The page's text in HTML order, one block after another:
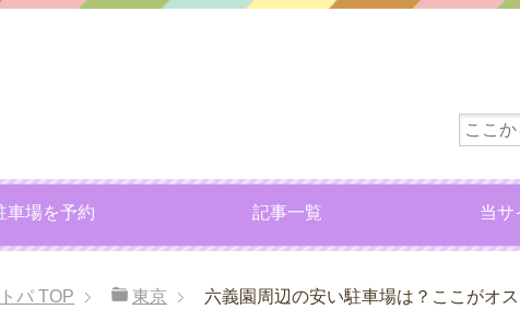
車場を予約 記事一覧 当サ
パ TOP 東京 六義園周辺の安い駐車場は？ここがオ